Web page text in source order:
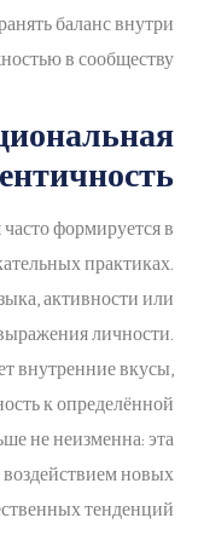
баланс внутри
в сообществу.
формируется в
практиках.
активности или
личности.
внутренние вкусы,
к определённой
не неизменна: эта
воздействием новых
тенденций.